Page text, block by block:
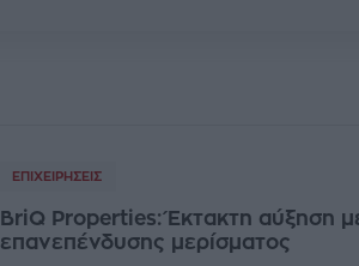
ΕΠΙΧΕΙΡΉΣΕΙΣ
BriQ Properties: Έκτακτη αύξηση
επανεπένδυσης μερίσματος